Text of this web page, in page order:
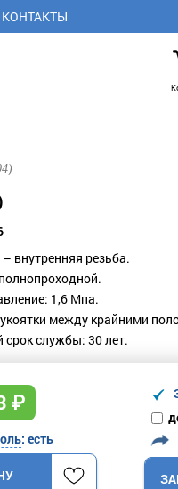
КОНТАКТЫ
внутренняя резьба.
1,6 Мпа.
между крайними
службы: 30 лет.
₽
: есть